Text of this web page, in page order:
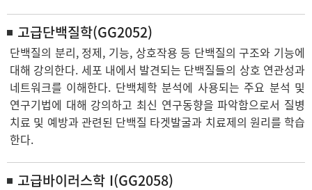
고급단백질학(GG2052)
단백질의 분리, 정제, 기능, 상호작용 등 단백질의 구조와 기능에
대해 강의한다. 세포 내에서 발견되는 단백질들의 상호 연관성과
네트워크를 이해한다. 단백체학 분석에 사용되는 주요 분석 및
연구기법에 대해 강의하고 최신 연구동향을 파악함으로서 질병
치료 및 예방과 관련된 단백질 타겟발굴과 치료제의 원리를 학습
한다.
고급바이러스학 I(GG2058)